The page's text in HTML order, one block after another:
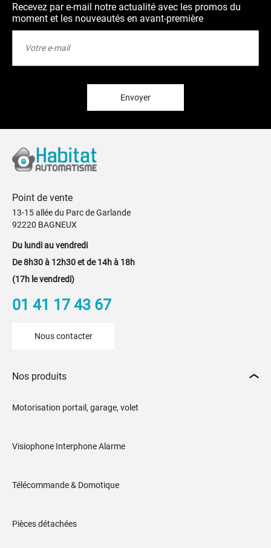
Recevez par e-mail notre actualité avec les promos du
moment et les nouveautés en avant-première
Envoyer
Point de vente
13-15 allée du Parc de Garlande
92220 BAGNEUX
Du lundi au vendredi
De 8h30 à 12h30 et de 14h à 18h
(17h le vendredi)
01 41 17 43 67
Nous contacter
Nos produits
Motorisation portail, garage, volet
Visiophone Interphone Alarme
Télécommande & Domotique
Pièces détachées